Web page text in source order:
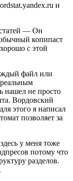
и
статей — Он
копипаст
с этой
файл или
реальным
нашел не просто
Вордовский
этого я написал
позволяет за
у меня тоже
потому что
разделов.